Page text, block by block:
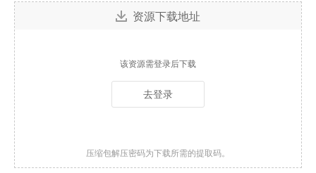
资源下载地址
该资源需登录后下载
去登录
压缩包解压密码为下载所需的提取码。